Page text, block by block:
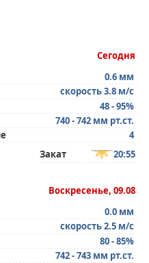
Сегодня
0.6 мм
скорость 3.8 м/с
48 - 95%
740 - 742 мм рт.ст.
4
Закат 20:55
Воскресенье, 09.08
0.0 мм
скорость 2.5 м/с
80 - 85%
742 - 743 мм рт.ст.